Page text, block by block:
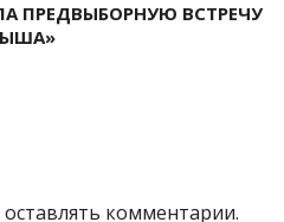
ПРЕДВЫБОРНУЮ ВСТРЕЧУ
комментарии.